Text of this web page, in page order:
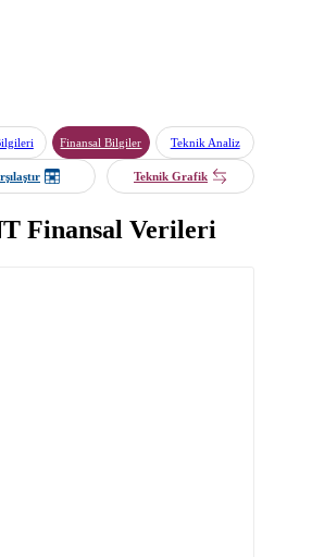
Finansal Bilgiler Teknik Analiz
Teknik Grafik
Finansal Verileri